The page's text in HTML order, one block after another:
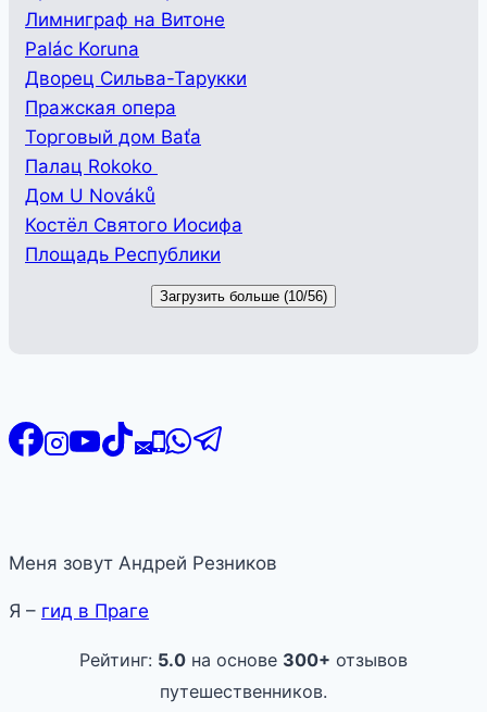
Лимниграф на Витоне
Palác Koruna
Дворец Сильва-Тарукки
Пражская опера
Торговый дом Baťa
Палац Rokoko
Дом U Nováků
Костёл Святого Иосифа
Площадь Республики
Загрузить больше (10/56)
Меня зовут Андрей Резников
Я – гид в Праге
Рейтинг: 5.0 на основе 300+ отзывов
путешественников.